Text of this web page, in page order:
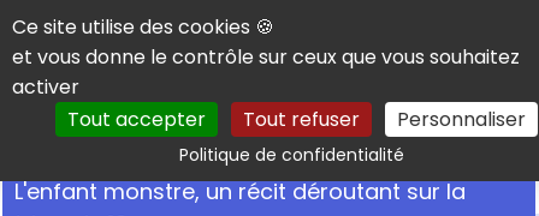
Panneau de gestion des cookies
Ce site utilise des cookies 🍪
et vous donne le contrôle sur ceux que vous souhaitez
activer
Tout accepter
Tout refuser Personnaliser
Politique de confidentialitéRechercher
L'enfant monstre, un récit déroutant sur la